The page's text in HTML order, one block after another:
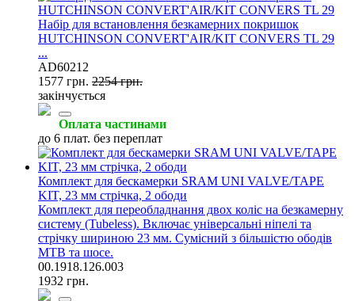
Набір для встановлення безкамерних покришок
HUTCHINSON CONVERT'AIR/KIT CONVERS TL 29
...
AD60212
1577 грн. 2254 грн.
закінчується
Оплата частинами
до 6 плат. без переплат
Комплект для бескамерки SRAM UNI VALVE/TAPE
KIT, 23 мм стрічка, 2 ободи
Комплект для переобладнання двох коліс на безкамерну
систему (Tubeless). Включає універсальні ніпелі та
стрічку шириною 23 мм. Сумісний з більшістю ободів
MTB та шосе.
00.1918.126.003
1932 грн.